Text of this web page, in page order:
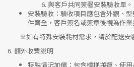
與客戶共同簽署安裝驗收單。
安裝驗收 ：驗收項目應包含外觀、
件齊全，客戶簽名或簽章後視為作業
※如有特殊安裝耗材需求，請於配送安
6. 額外收費說明
特殊情況加價 ：包含樓梯搬運、使